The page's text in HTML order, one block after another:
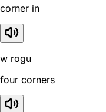
corner in
w rogu
four corners